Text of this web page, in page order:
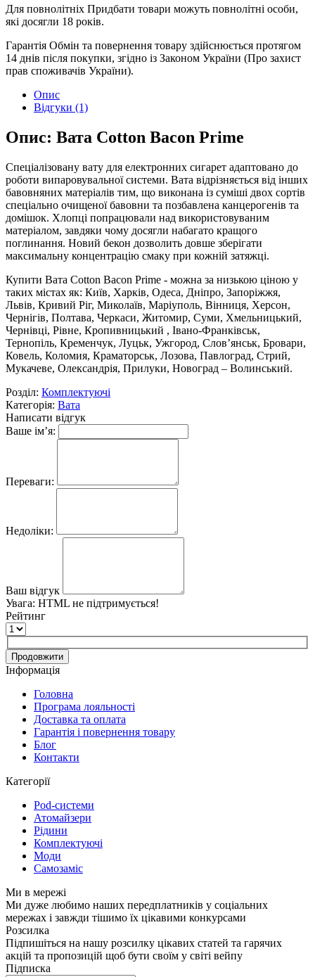
Для повнолітніх Придбати товари можуть повнолітні особи,
які досягли 18 років.
Гарантія Обмін та повернення товару здійснюється протягом
14 днів після покупки, згідно із Законом України (Про захист
прав споживачів України).
Опис
Відгуки (1)
Опис: Вата Cotton Bacon Prime
Спеціалізовану вату для електронних сигарет адаптовано до
роботи випаровувальної системи. Вата відрізняється від інших
бавовняних матеріалів тим, що виконана із суміші двох сортів
спеціально очищеної бавовни та позбавлена ​​канцерогенів та
домішок. Хлопці попрацювали над використовуваним
матеріалом, завдяки чому досягли набагато кращого
поглинання. Новий бекон дозволить довше зберігати
максимальну концентрацію смаку при кожній затяжці.
Купити Вата Cotton Bacon Prime - можна за низькою ціною у
таких містах як: Київ, Харків, Одеса, Дніпро, Запоріжжя,
Львів, Кривий Ріг, Миколаїв, Маріуполь, Вінниця, Херсон,
Чернігів, Полтава, Черкаси, Житомир, Суми, Хмельницький,
Чернівці, Рівне, Кропивницький , Івано-Франківськ,
Тернопіль, Кременчук, Луцьк, Ужгород, Слов’янськ, Бровари,
Ковель, Коломия, Краматорськ, Лозова, Павлоград, Стрий,
Мукачеве, Олександрія, Прилуки, Новоград – Волинський.
Розділ: Комплектуючі
Категорія: Вата
Написати відгук
Ваше ім’я:
Переваги:
Недоліки:
Ваш відгук
Увага: HTML не підтримується!
Рейтинг
Продовжити
Інформація
Головна
Програма лояльності
Доставка та оплата
Гарантія і повернення товару
Блог
Контакти
Категорії
Pod-системи
Атомайзери
Рідини
Комплектуючі
Моди
Самозаміс
Ми в мережі
Ми дуже любимо наших передплатників у соціальних
мережах і завжди тішимо їх цікавими конкурсами
Розсилка
Підпишіться на нашу розсилку цікавих статей та гарячих
акцій та пропозицій щоб бути своїм у світі вейпу
Підписка